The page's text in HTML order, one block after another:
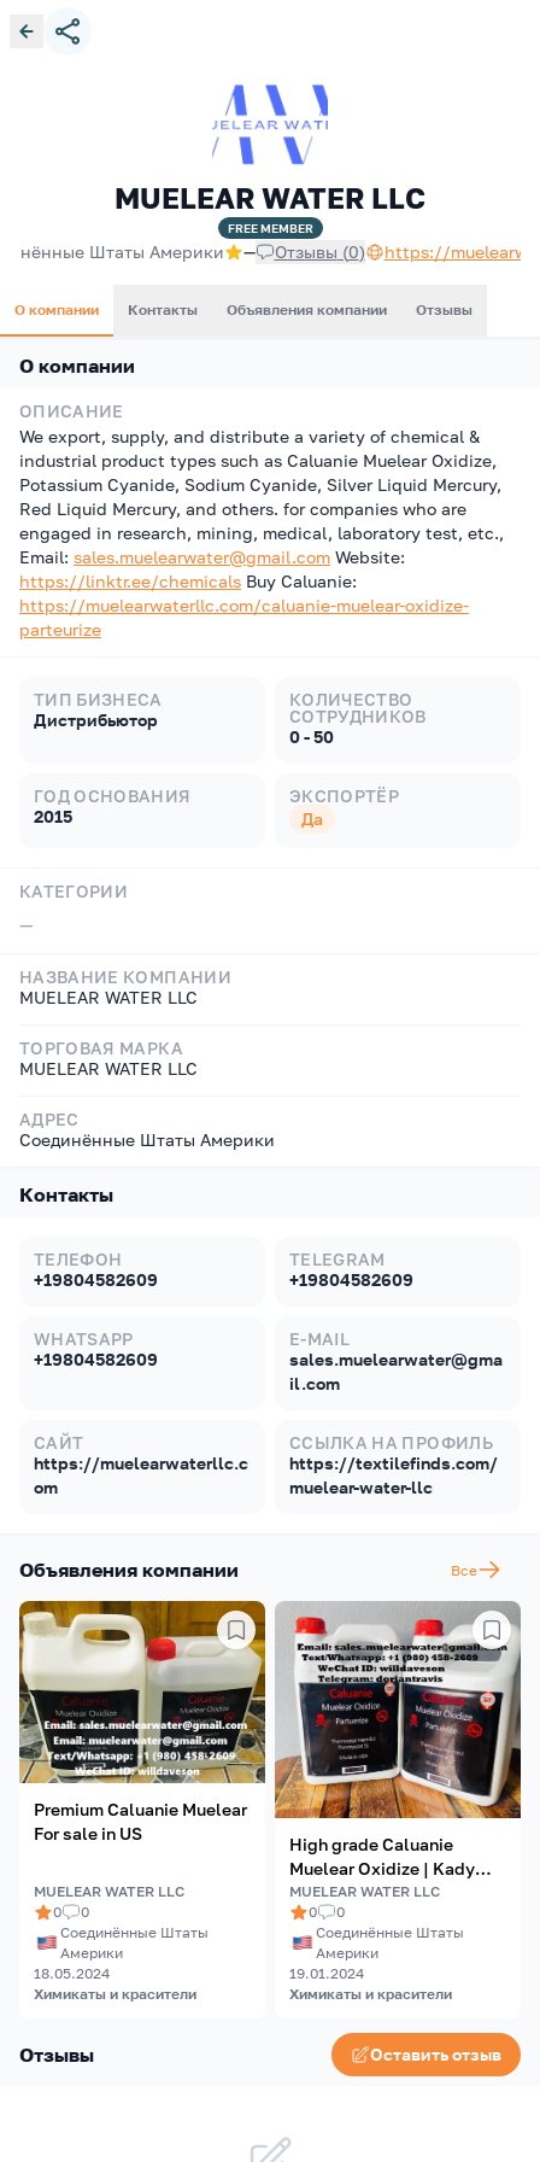
MUELEAR WATER LLC
FREEMEMBER
Штаты Америки — Отзывы (0) https://
О компании Контакты Объявления компании Отзывы
О компании
ОПИСАНИЕ
We export, supply, and distribute a variety of chemical &
industrial product types such as Caluanie Muelear Oxidize,
Potassium Cyanide, Sodium Cyanide, Silver Liquid Mercury,
Red Liquid Mercury, and others. for companies who are
engaged in research, mining, medical, laboratory test, etc.,
Email: sales.muelearwater@gmail.com Website:
https://linktr.ee/chemicals Buy Caluanie:
https://muelearwaterllc.com/caluanie-muelear-oxidize-
parteurize
ТИП БИЗНЕСА
Дистрибьютор
КОЛИЧЕСТВО
СОТРУДНИКОВ
0 - 50
ГОД ОСНОВАНИЯ
2015
ЭКСПОРТЁР
Да
КАТЕГОРИИ
—
НАЗВАНИЕ КОМПАНИИ
MUELEAR WATER LLC
ТОРГОВАЯ МАРКА
MUELEAR WATER LLC
АДРЕС
Соединённые Штаты Америки
Контакты
ТЕЛЕФОН
+19804582609
TELEGRAM
+19804582609
WHATSAPP
+19804582609
E-MAIL
sales.muelearwater@gma
il.com
САЙТ
https://muelearwaterllc.c
om
ССЫЛКА НА ПРОФИЛЬ
https://textilefinds.com/
muelear-water-llc
Объявления компании Все
Premium Caluanie Muelear
For sale in US
MUELEAR WATER LLC
0
0
Соединённые Штаты
Америки
18.05.2024
Химикаты и красители
High grade Caluanie
Muelear Oxidize | Kady
Min Zon Fas
MUELEAR WATER LLC
0
0
Соединённые Штаты
Америки
19.01.2024
Химикаты и красители
Отзывы Оставить отзыв